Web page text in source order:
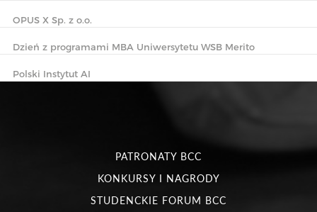
OPUS X Sp. z o.o.
Dzień z programami MBA Uniwersytetu WSB Merito
Polski Instytut AI
PATRONATY BCC
KONKURSY I NAGRODY
STUDENCKIE FORUM BCC